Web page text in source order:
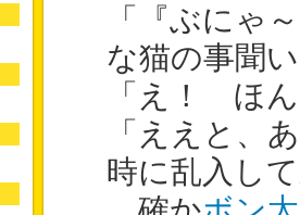
「『ぶにゃ
な猫の事聞
「え！ ほ
「ええと、
時に乱入し